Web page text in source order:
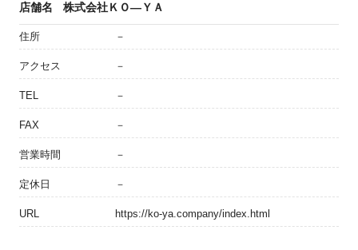
店舗名 株式会社ＫＯ―ＹＡ
住所 －
アクセス －
TEL －
FAX －
営業時間 －
定休日 －
URL https://ko-ya.company/index.html